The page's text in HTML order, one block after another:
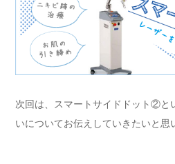
次回は、スマートサイドドット②と
いについてお伝えしていきたいと思